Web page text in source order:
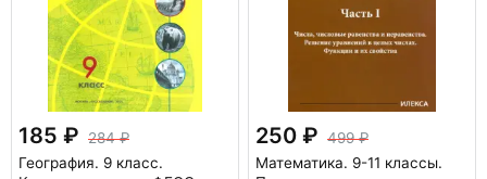
185
284
География. 9 класс.
250
499
Математика. 9-11 классы.